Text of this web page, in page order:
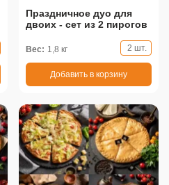
Праздничное дуо для
двоих - сет из 2 пирогов
Вес: 1,8 кг 2 шт.
Добавить в корзину